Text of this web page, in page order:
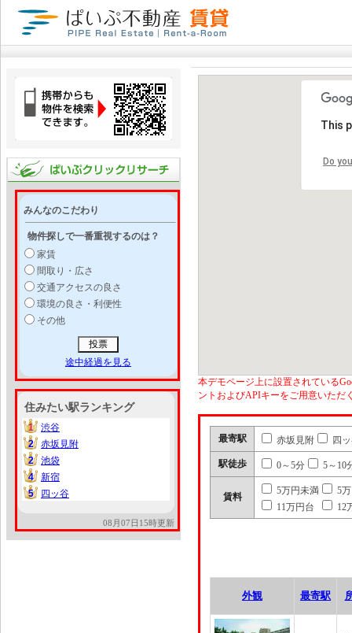
みんなのこだわり
物件探しで一番重視するのは？
家賃
間取り・広さ
交通アクセスの良さ
環境の良さ・利便性
その他
途中経過を見る
住みたい駅ランキング
1
1
渋谷
2
2
赤坂見附
2
2
池袋
4
4
新宿
5
5 四ッ谷
08月07日15時更新
This
Do
本デモページ上に設置されている
ントおよびAPIキーをご用意いただ
最寄駅 赤坂見附 四
駅徒歩 0～5分 5～10
賃料
5万円未満
5
11万円台
12
外観 最寄駅